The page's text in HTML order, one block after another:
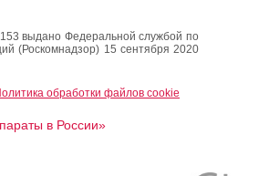
выдано Федеральной службой по
(Роскомнадзор) 15 сентября 2020
обработки файлов cookie
в России»